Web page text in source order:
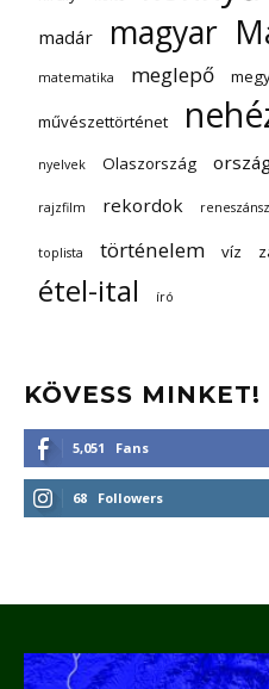
madár magyar
matematika meglepő
művészettörténet
nyelvek Olaszország
rajzfilm rekordok reneszánsz
toplista történelem víz
étel-ital író
KÖVESS MINKET!
5,051 Fans
68 Followers